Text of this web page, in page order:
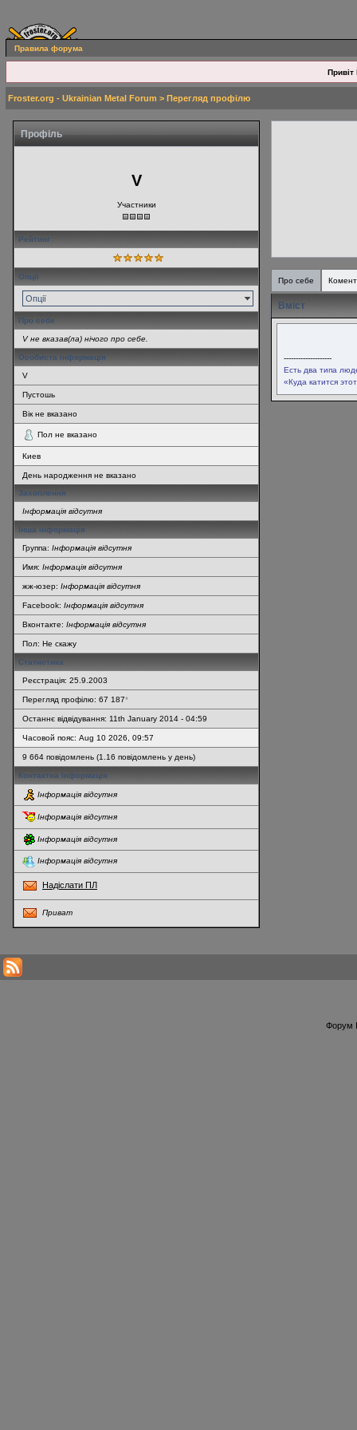
Правила форума
Привіт
Froster.org - Ukrainian Metal Forum > Перегляд профілю
Профіль
V
Участники
Рейтинг
Опції
Опції
Про себе
V не вказав(ла) нічого про себе.
Особиста інформація
V
Пустошь
Вік не вказано
Пол не вказано
Киев
День народження не вказано
Захоплення
Інформація відсутня
Інша інформація
Группа: Інформація відсутня
Имя: Інформація відсутня
жж-юзер: Інформація відсутня
Facebook: Інформація відсутня
Вконтакте: Інформація відсутня
Пол: Не скажу
Статистика
Реєстрація: 25.9.2003
Перегляд профілю: 67 187*
Останнє відвідування: 11th January 2014 - 04:59
Часовой пояс: Aug 10 2026, 09:57
9 664 повідомлень (1.16 повідомлень у день)
Контактна інформація
Інформація відсутня
Інформація відсутня
Інформація відсутня
Інформація відсутня
Надіслати ПЛ
Приват
Про себе
Вміст
--------------------
Есть два типа
«Куда катится
Форум